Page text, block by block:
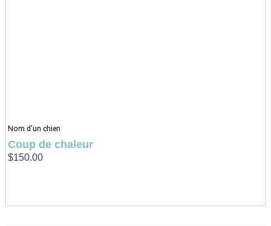
Nom d'un chien
Coup de chaleur
$150.00